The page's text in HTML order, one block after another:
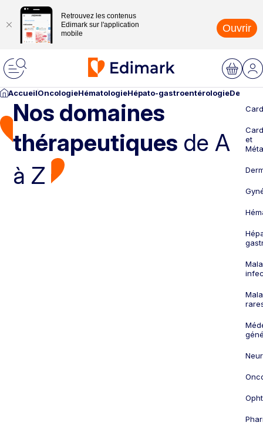
Retrouvez les contenus
Edimark sur l'application
mobile
Ouvrir
AccueilOncologieHématologieHépato-gastroentérologie
Nos domaines
thérapeutiques de A
à Z
et